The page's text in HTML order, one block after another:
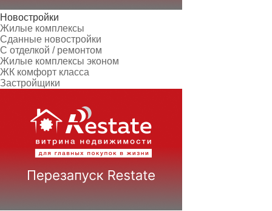
Новостройки
Жилые комплексы
Сданные новостройки
С отделкой / ремонтом
Жилые комплексы эконом
ЖК комфорт класса
Застройщики